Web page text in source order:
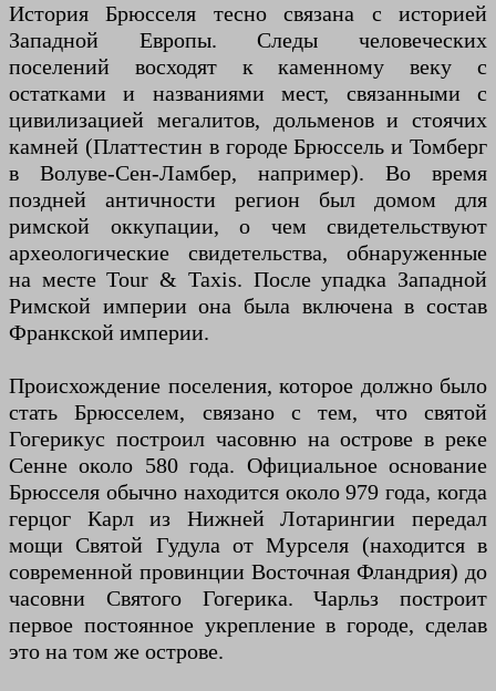
История Брюсселя тесно связана с историей
Западной Европы. Следы человеческих
поселений восходят к каменному веку с
остатками и названиями мест, связанными с
цивилизацией мегалитов, дольменов и стоячих
камней (Платтестин в городе Брюссель и Томберг
в Волуве-Сен-Ламбер, например). Во время
поздней античности регион был домом для
римской оккупации, о чем свидетельствуют
археологические свидетельства, обнаруженные
на месте Tour & Taxis. После упадка Западной
Римской империи она была включена в состав
Франкской империи.
Происхождение поселения, которое должно было
стать Брюсселем, связано с тем, что святой
Гогерикус построил часовню на острове в реке
Сенне около 580 года. Официальное основание
Брюсселя обычно находится около 979 года, когда
герцог Карл из Нижней Лотарингии передал
мощи Святой Гудула от Мурселя (находится в
современной провинции Восточная Фландрия) до
часовни Святого Гогерика. Чарльз построит
первое постоянное укрепление в городе, сделав
это на том же острове.